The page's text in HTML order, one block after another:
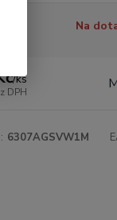
Na
/ks
DPH
6307AGSVW1M